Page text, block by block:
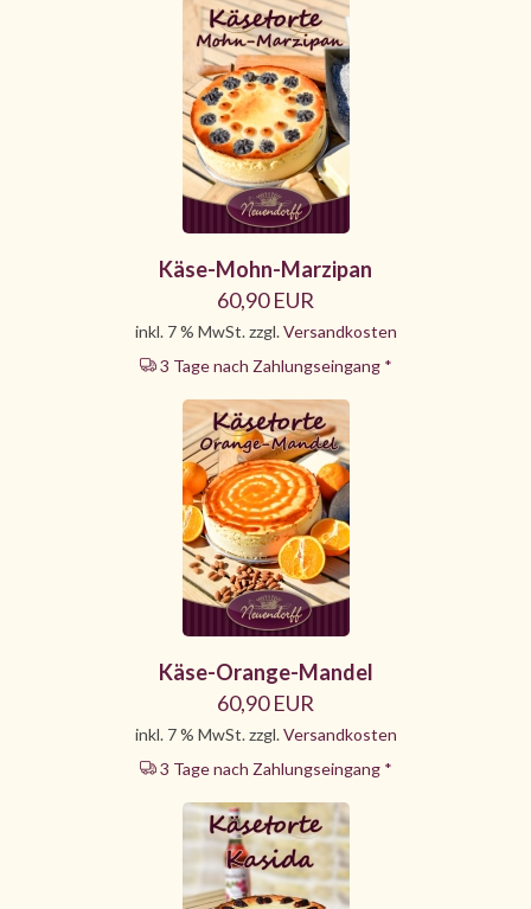
Käse-Mohn-Marzipan
60,90 EUR
inkl. 7 % MwSt. zzgl.Versandkosten
3 Tage nach Zahlungseingang *
Käse-Orange-Mandel
60,90 EUR
inkl. 7 % MwSt. zzgl.Versandkosten
3 Tage nach Zahlungseingang *